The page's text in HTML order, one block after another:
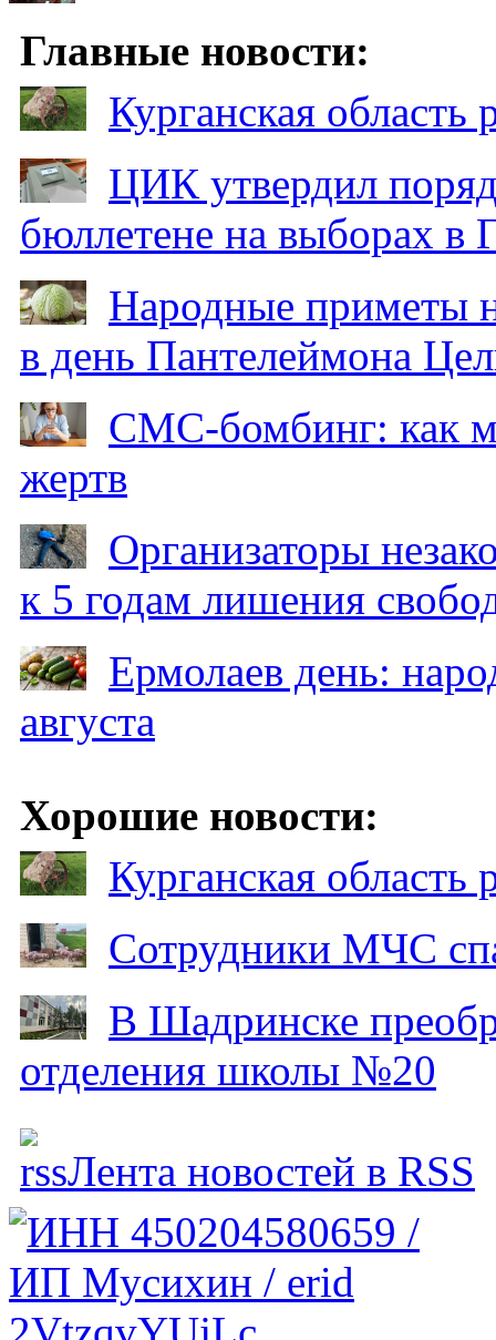
Главные новости:
Курганская
ЦИК утвердил
бюллетене на выборах в
Народные приметы
в день Пантелеймона
СМС-бомбинг: как
жертв
Организаторы
к 5 годам лишения
Ермолаев день:
августа
Хорошие новости:
Курганская
Сотрудники МЧС
В Шадринске
отделения школы №20
Лента новостей в RSS